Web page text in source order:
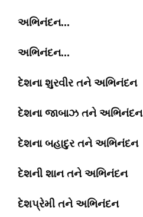
અભિનંદન...
અભિનંદન...
દેશના શુરવીર તને અભિનંદન
દેશના જાબાઝ તને અભિનંદન
દેશના બહાદુર તને અભિનંદન
દેશની શાન તને અભિનંદન
દેશપ્રેમી તને અભિનંદન